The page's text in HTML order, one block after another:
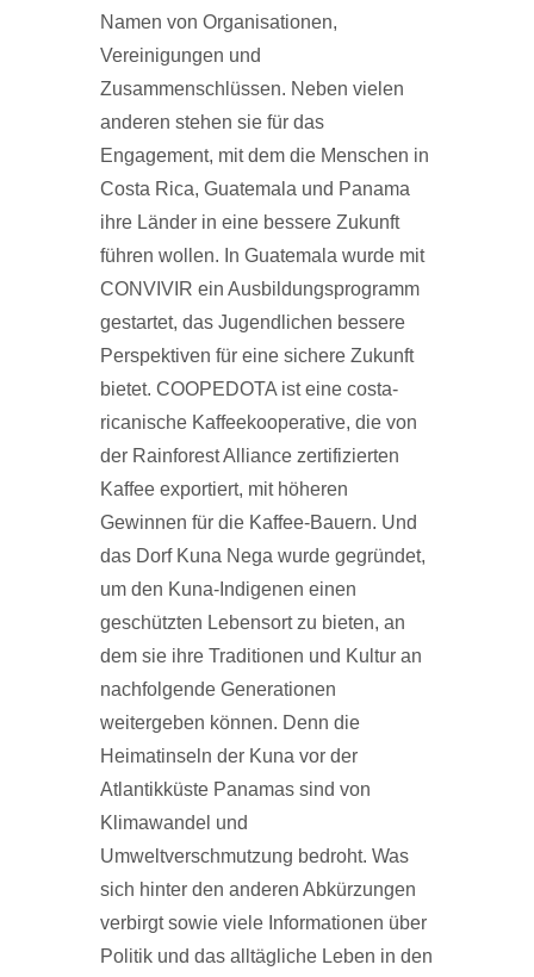
Namen von Organisationen,
Vereinigungen und
Zusammenschlüssen. Neben vielen
anderen stehen sie für das
Engagement, mit dem die Menschen in
Costa Rica, Guatemala und Panama
ihre Länder in eine bessere Zukunft
führen wollen. In Guatemala wurde mit
CONVIVIR ein Ausbildungsprogramm
gestartet, das Jugendlichen bessere
Perspektiven für eine sichere Zukunft
bietet. COOPEDOTA ist eine costa-
ricanische Kaffeekooperative, die von
der Rainforest Alliance zertifizierten
Kaffee exportiert, mit höheren
Gewinnen für die Kaffee-Bauern. Und
das Dorf Kuna Nega wurde gegründet,
um den Kuna-Indigenen einen
geschützten Lebensort zu bieten, an
dem sie ihre Traditionen und Kultur an
nachfolgende Generationen
weitergeben können. Denn die
Heimatinseln der Kuna vor der
Atlantikküste Panamas sind von
Klimawandel und
Umweltverschmutzung bedroht. Was
sich hinter den anderen Abkürzungen
verbirgt sowie viele Informationen über
Politik und das alltägliche Leben in den